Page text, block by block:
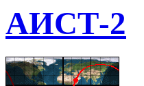
АИСТ-2